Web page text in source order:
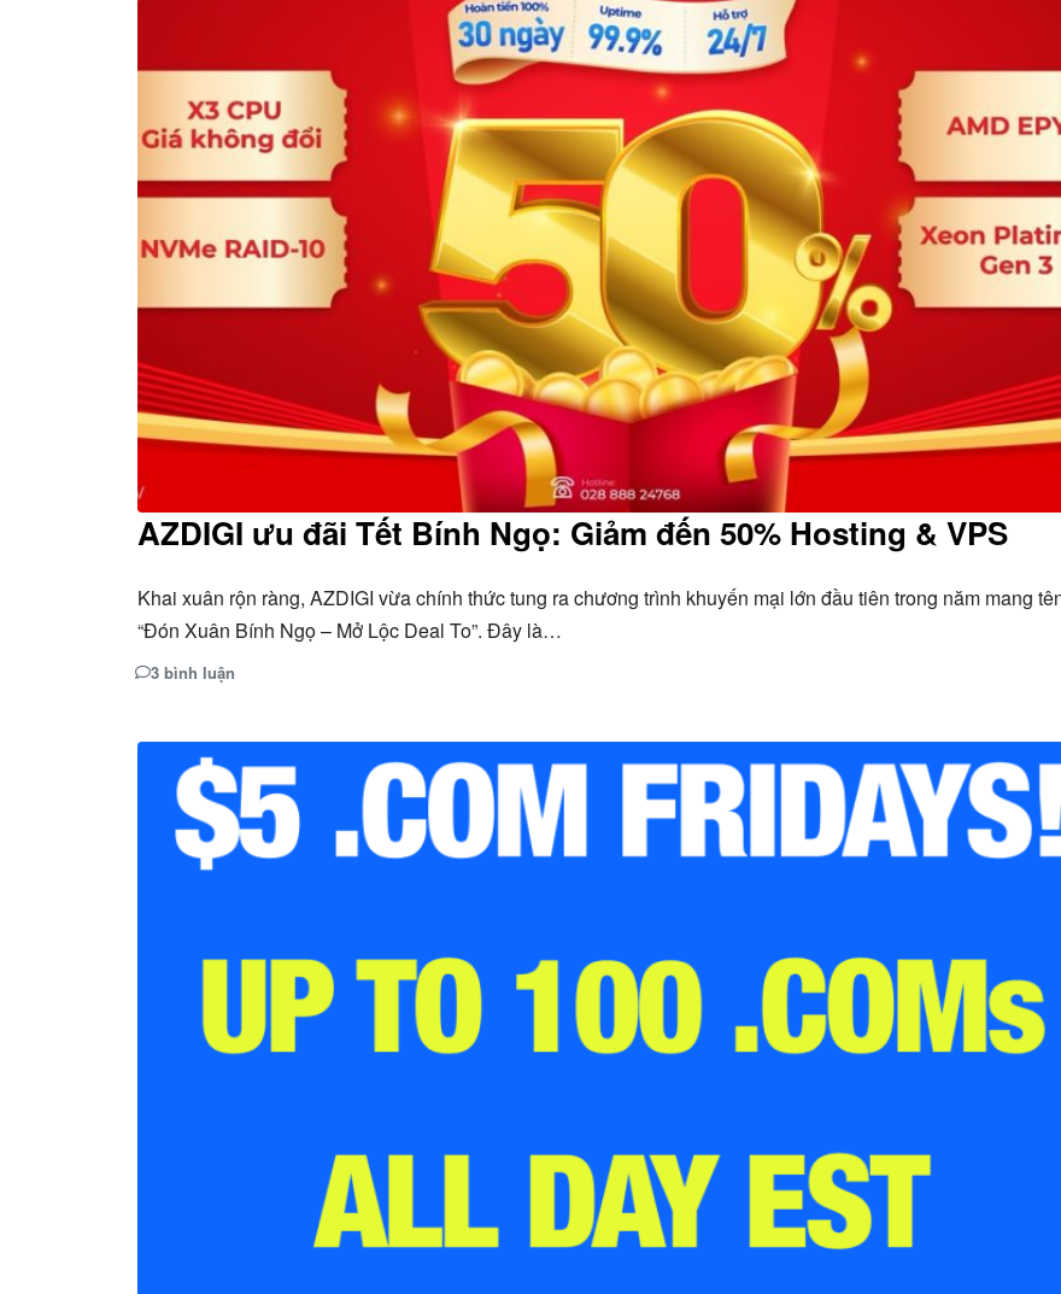
AZDIGI ưu đãi Tết Bính Ngọ: Giảm đến 50% Hosting & VPS
Khai xuân rộn ràng, AZDIGI vừa chính thức tung ra chương trình khuyến mại lớn đầu tiên trong năm mang
“Đón Xuân Bính Ngọ – Mở Lộc Deal To”. Đây là…
3 bình luận